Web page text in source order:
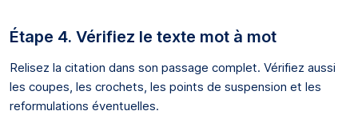
Étape 4. Vérifiez le texte mot à mot
Relisez la citation dans son passage complet. Vérifiez aussi
les coupes, les crochets, les points de suspension et les
reformulations éventuelles.